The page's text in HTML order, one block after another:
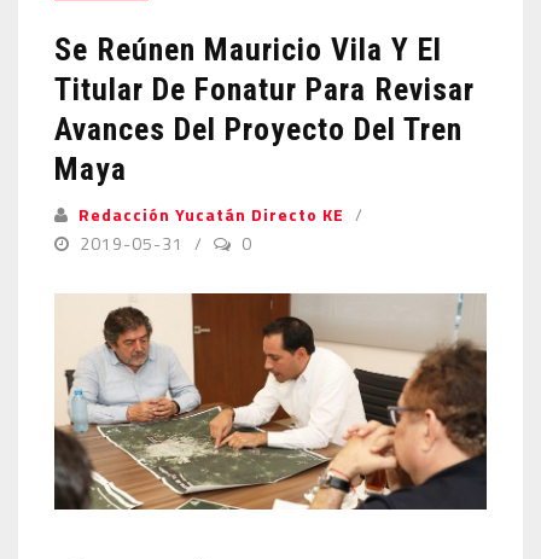
Se Reúnen Mauricio Vila Y El
Titular De Fonatur Para Revisar
Avances Del Proyecto Del Tren
Maya
Redacción Yucatán Directo KE
2019-05-31
0